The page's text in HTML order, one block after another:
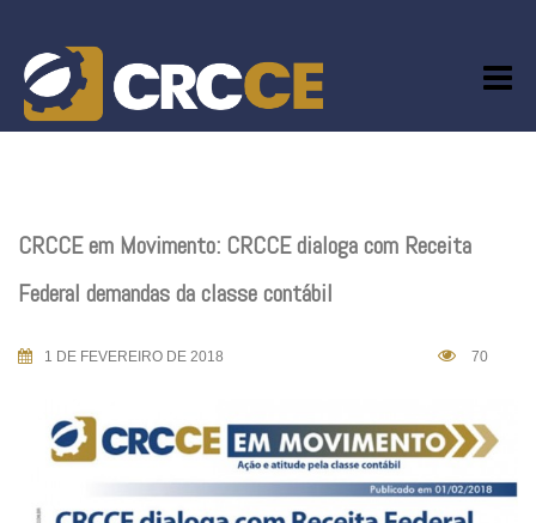
content
CRCCE em Movimento: CRCCE dialoga com Receita
Federal demandas da classe contábil
1 DE FEVEREIRO DE 2018 70